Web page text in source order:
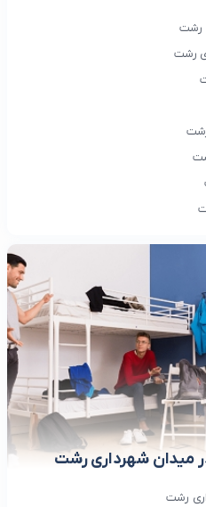
رشت
رشت
میدان شهرداری رشت
رشت